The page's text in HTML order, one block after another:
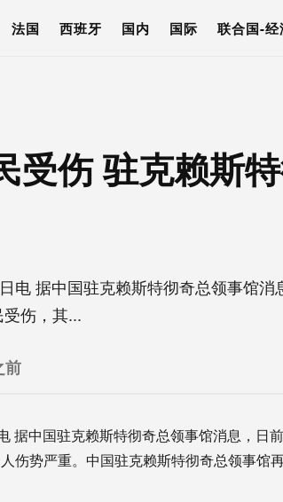
法国 西班牙 国内 国际 联合国-经
受伤 驻克赖斯
据中国驻克赖斯特彻奇总领事馆消
伤，其...
前
国驻克赖斯特彻奇总领事馆消息，日前
伤势严重。中国驻克赖斯特彻奇总领事馆